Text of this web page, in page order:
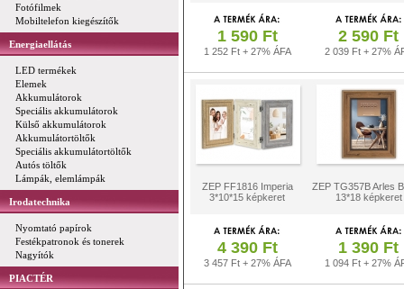
Fotófilmek
Mobiltelefon kiegészítők
Energiaellátás
LED termékek
Elemek
Akkumulátorok
Speciális akkumulátorok
Külső akkumulátorok
Akkumulátortöltők
Speciális akkumulátortöltők
Autós töltők
Lámpák, elemlámpák
Irodatechnika
Nyomtató papírok
Festékpatronok és tonerek
Nagyítók
PIACTÉR
1 590 Ft
1 252 Ft + 27% ÁFA
2 590 Ft
2 039 Ft + 27%
ZEP FF1816 Imperia
3*10*15 képkeret
ZEP TG357B Arles
13*18 képkeret
4 390 Ft
3 457 Ft + 27% ÁFA
1 390 Ft
1 094 Ft + 27%